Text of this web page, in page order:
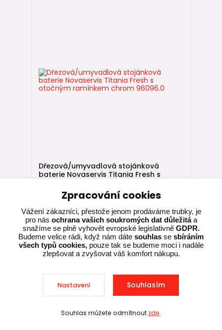
Dřezová/umyvadlová stojánková
baterie Novaservis Titania Fresh s
1 148,00 Kč
948,76 Kčbez DPH
Skladem,
expedujeme do
2-4 dní
Přidat do košíku
Sleva při nákupu nad 10 000 Kč
Zpracování cookies
Vážení zákazníci, přestože jenom prodáváme trubky, je
pro nás ochrana vašich soukromých dat důležitáa
snažíme se plně vyhovět evropské legislativně GDPR.
Budeme velice rádi, když nám dáte souhlas se sbíráním
všech typů cookies,pouze tak se budeme moci i nadále
zlepšovat a zvyšovat váš komfort nákupu.
Nastavení Souhlasím
Souhlas můžete odmítnout zde.